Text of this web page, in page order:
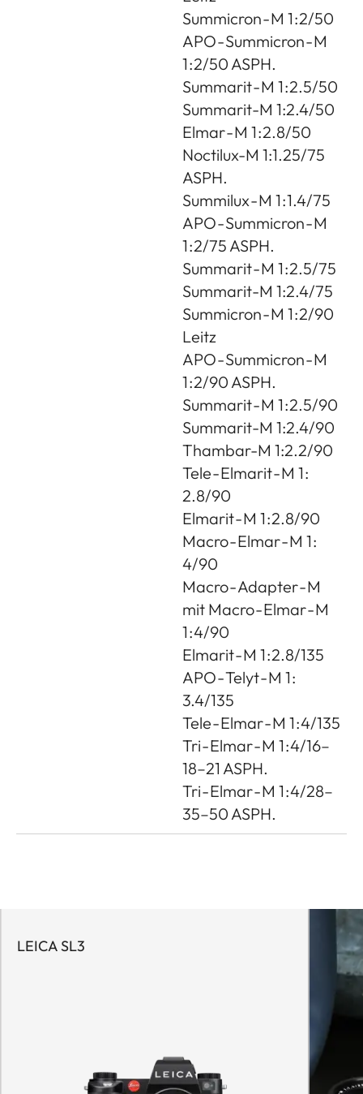
Summicron - M 1 : 2/50
APO - Summicron - M
1 : 2/50 ASPH.
Summarit - M 1 : 2.5/50
Summarit-M 1:2.4/50
Elmar - M 1 : 2.8/50
Noctilux-M 1:1.25/75
ASPH.
Summilux - M 1 : 1.4/75
APO - Summicron - M
1 : 2/75 ASPH.
Summarit - M 1 : 2.5/75
Summarit-M 1:2.4/75
Summicron - M 1 : 2/90
Leitz
APO - Summicron - M
1 : 2/90 ASPH.
Summarit - M 1 : 2.5/90
Summarit-M 1:2.4/90
Thambar-M 1:2.2/90
Tele - Elmarit - M 1 :
2.8/90
Elmarit - M 1 : 2.8/90
Macro - Elmar - M 1 :
4/90
Macro - Adapter - M
mit Macro - Elmar - M
1 : 4/90
Elmarit - M 1 : 2.8/135
APO - Telyt - M 1 :
3.4/135
Tele - Elmar - M 1 : 4/135
Tri - Elmar - M 1 : 4/16–
18–21 ASPH.
Tri - Elmar - M 1 : 4/28–
35–50 ASPH.
LEICA SL3